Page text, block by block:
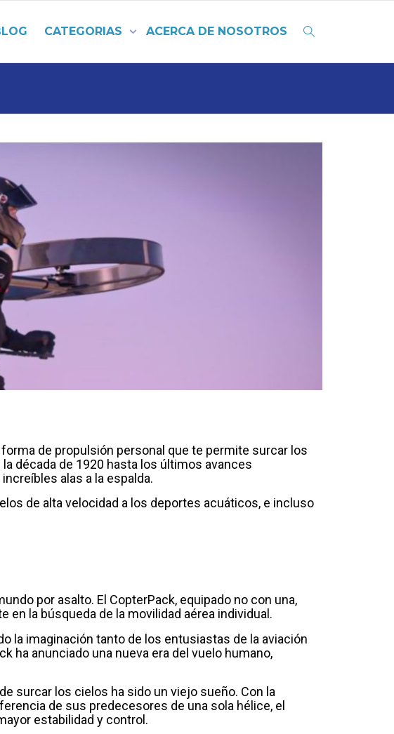
CATEGORIAS ACERCA DE NOSOTROS
de propulsión personal que te permite surcar los
década de 1920 hasta los últimos avances
alas a la espalda.
de alta velocidad a los deportes acuáticos, e incluso
por asalto. El CopterPack, equipado no con una,
la búsqueda de la movilidad aérea individual.
la imaginación tanto de los entusiastas de la aviación
ha anunciado una nueva era del vuelo humano,
surcar los cielos ha sido un viejo sueño. Con la
de sus predecesores de una sola hélice, el
estabilidad y control.